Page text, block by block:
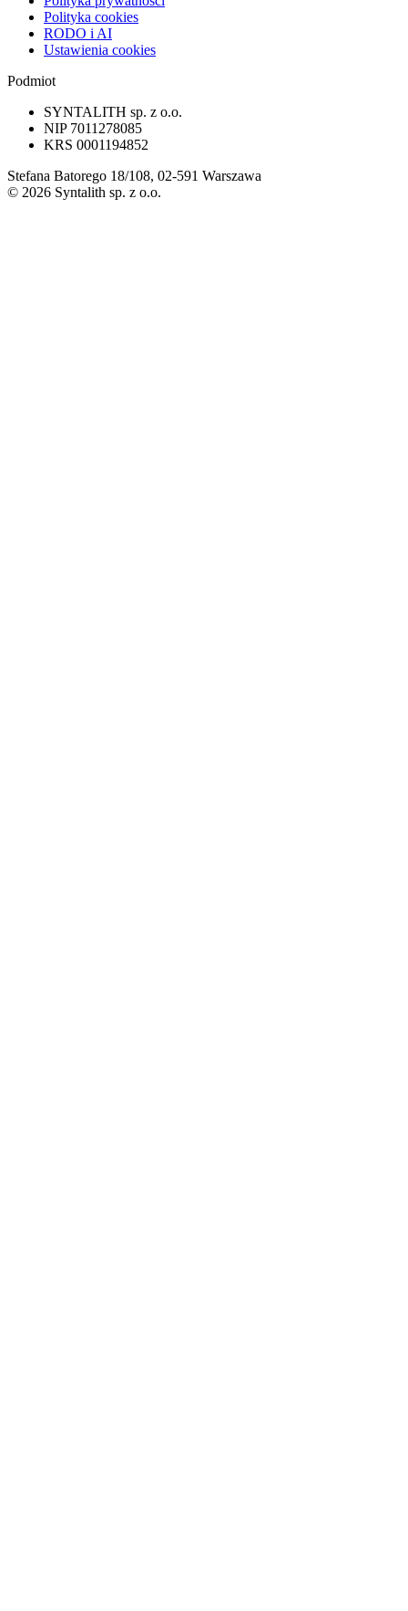
Polityka cookies
RODO i AI
Ustawienia cookies
Podmiot
SYNTALITH sp. z o.o.
NIP 7011278085
KRS 0001194852
Stefana Batorego 18/108, 02-591 Warszawa
© 2026 Syntalith sp. z o.o.